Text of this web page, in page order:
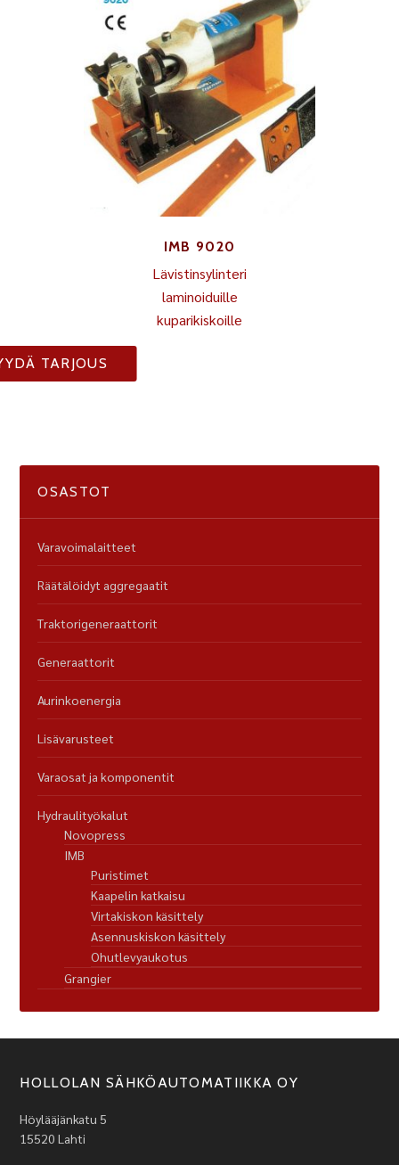
IMB 9020
Lävistinsylinteri
laminoiduille
kuparikiskoille
TARJOUS
OSASTOT
Varavoimalaitteet
Räätälöidyt aggregaatit
Traktorigeneraattorit
Generaattorit
Aurinkoenergia
Lisävarusteet
Varaosat ja komponentit
Hydraulityökalut
Novopress
IMB
Puristimet
Kaapelin katkaisu
Virtakiskon käsittely
Asennuskiskon käsittely
Ohutlevyaukotus
Grangier
HOLLOLAN SÄHKÖAUTOMATIIKKA OY
Höylääjänkatu 5
15520 Lahti